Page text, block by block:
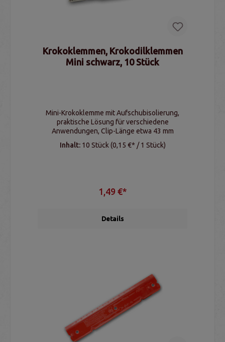
Krokoklemmen, Krokodilklemmen
Mini schwarz, 10 Stück
Mini-Krokoklemme mit Aufschubisolierung,
praktische Lösung für verschiedene
Anwendungen, Clip-Länge etwa 43 mm
Inhalt: 10 Stück (0,15 €* / 1 Stück)
1,49 €*
Details